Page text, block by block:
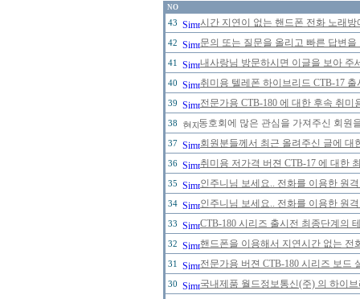
NO
43 시간 지연이 없는 핸드폰 전화 노래
42 문의 또는 질문을 올리고 빠른 답변
41 내사랑님 방문하시면 이글을 보아 주
40 취미용 텔레폰 하이브리드 CTB-17
39 전문가용 CTB-180 에 대한 후속 취
38 동호회에 많은 관심을 가져주신 회원
37 회원분들께서 최근 올려주신 글에
36 취미용 저가격 버젼 CTB-17 에 대한
35 인주니님 보세요.. 전화를 이용한 원
34 인주니님 보세요.. 전화를 이용한 원
33 CTB-180 시리즈 출시전 최종단계의
32 핸드폰을 이용해서 지연시간 없는
31 전문가용 버젼 CTB-180 시리즈 보드
30 국내제품 월드정보통신(주) 의 하이